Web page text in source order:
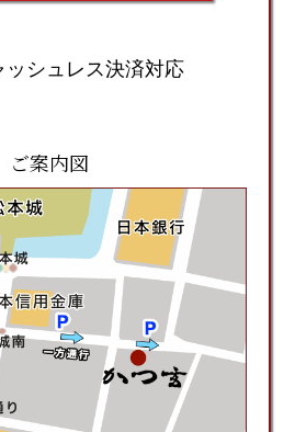
ご案内図
ッシュレス決済対応